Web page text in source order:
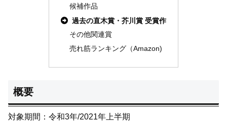
候補作品
過去の直木賞・芥川賞 受賞作
その他関連賞
売れ筋ランキング（Amazon)
概要
対象期間：令和3年/2021年上半期